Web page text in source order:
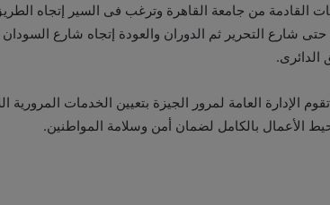
القادمة من جامعة القاهرة وترغب فى السير إتجاه
حتى شارع التحرير ثم الدوران والعودة إتجاه شارع
الدائرى.
الإدارة العامة لمرور الجيزة بتعيين الخدمات المرورية
الأعمال بالكامل لضمان أمن وسلامة المواطنين.